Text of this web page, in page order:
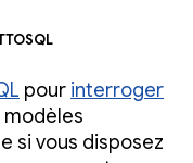
pour interroger
si vous disposez